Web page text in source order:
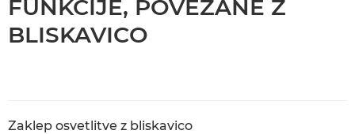
FUNKCIJE, POVEZANE Z
BLISKAVICO
Zaklep osvetlitve z bliskavico